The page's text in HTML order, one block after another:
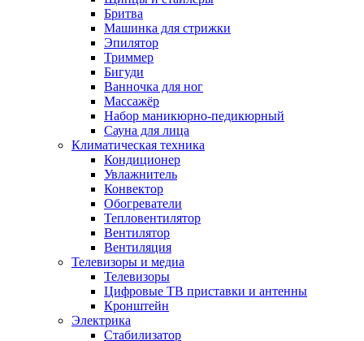
Бритва
Машинка для стрижки
Эпилятор
Триммер
Бигуди
Ванночка для ног
Массажёр
Набор маникюрно-педикюрный
Сауна для лица
Климатическая техника
Кондиционер
Увлажнитель
Конвектор
Обогреватели
Тепловентилятор
Вентилятор
Вентиляция
Телевизоры и медиа
Телевизоры
Цифровые ТВ приставки и антенны
Кронштейн
Электрика
Стабилизатор